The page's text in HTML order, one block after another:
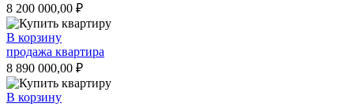
8 200 000,00 ₽
В корзину
продажа квартира
8 890 000,00 ₽
В корзину